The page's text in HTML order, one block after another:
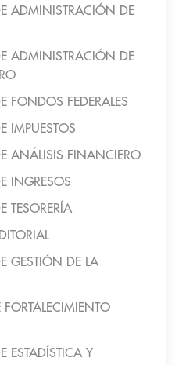
ADMINISTRACIÓN DE
ADMINISTRACIÓN DE
FONDOS FEDERALES
IMPUESTOS
ANÁLISIS FINANCIERO
INGRESOS
TESORERÍA
GESTIÓN DE LA
ESTADÍSTICA Y